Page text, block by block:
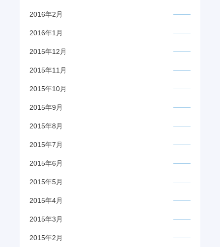
2016年2月
2016年1月
2015年12月
2015年11月
2015年10月
2015年9月
2015年8月
2015年7月
2015年6月
2015年5月
2015年4月
2015年3月
2015年2月